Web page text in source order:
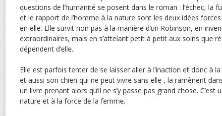
questions de l’humanité se posent dans le roman : l’échec, la
et le rapport de l’homme à la nature sont les deux idées
en elle. Elle survit non pas à la manière d’un Robinson, en
extraordinaires, mais en s’attelant petit à petit aux soins que
dépendent d’elle.
Elle est parfois tenter de se laisser aller à l’inaction et donc à
et aussi son chien qui ne peut vivre sans elle , la ramènent
un livre prenant alors qu’il ne s’y passe pas grand chose.
nature et à la force de la femme.